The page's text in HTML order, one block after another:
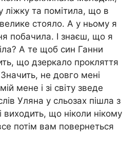
ліжку та помітила, що в
велике стояло. А у ньому я
побачила. І знаєш, що я
А те щоб син Ганни
що дзеркало прокляття
не довго мені
мене і зі світу зведе
Уляна у сльозах пішла з
виходить, що ніколи нікому
потім вам повернеться